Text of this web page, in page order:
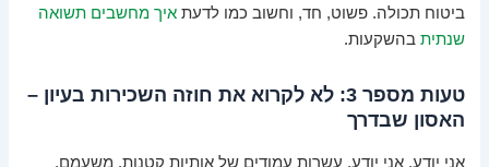
ביטוח תכולה. פשוט, חד, וחשוב כמו לדעתאיך מחשבים תשואה
שנתית בהשקעות.
טעות מספר 3: לא לקרוא את חוזה השכירות בעיון –
האסון שבדרך
אני יודע, אני יודע. עשרות עמודים של אותיות קטנות. משעמם,